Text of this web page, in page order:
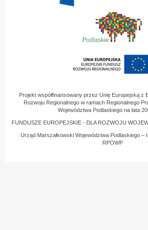
Projekt współfinansowany przez Unię Europejską z
Rozwoju Regionalnego w ramach Regionalnego
Województwa Podlaskiego na lata
FUNDUSZE EUROPEJSKIE - DLA ROZWOJU
Urząd Marszałkowski Województwa Podlaskiego –
RPOWP